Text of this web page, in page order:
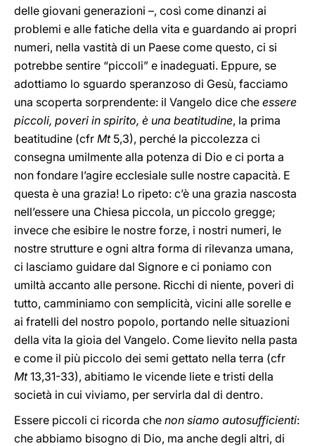
delle giovani generazioni –, così come dinanzi ai
problemi e alle fatiche della vita e guardando ai propri
numeri, nella vastità di un Paese come questo, ci si
potrebbe sentire “piccoli” e inadeguati. Eppure, se
adottiamo lo sguardo speranzoso di Gesù, facciamo
una scoperta sorprendente: il Vangelo dice che essere
piccoli, poveri in spirito, è una beatitudine, la prima
beatitudine (cfr Mt5,3), perché la piccolezza ci
consegna umilmente alla potenza di Dio e ci porta a
non fondare l’agire ecclesiale sulle nostre capacità. E
questa è una grazia! Lo ripeto: c’è una grazia nascosta
nell’essere una Chiesa piccola, un piccolo gregge;
invece che esibire le nostre forze, i nostri numeri, le
nostre strutture e ogni altra forma di rilevanza umana,
ci lasciamo guidare dal Signore e ci poniamo con
umiltà accanto alle persone. Ricchi di niente, poveri di
tutto, camminiamo con semplicità, vicini alle sorelle e
ai fratelli del nostro popolo, portando nelle situazioni
della vita la gioia del Vangelo. Come lievito nella pasta
e come il più piccolo dei semi gettato nella terra (cfr
Mt13,31-33), abitiamo le vicende liete e tristi della
società in cui viviamo, per servirla dal di dentro.
Essere piccoli ci ricorda che non siamo autosufficienti:
che abbiamo bisogno di Dio, ma anche degli altri, di